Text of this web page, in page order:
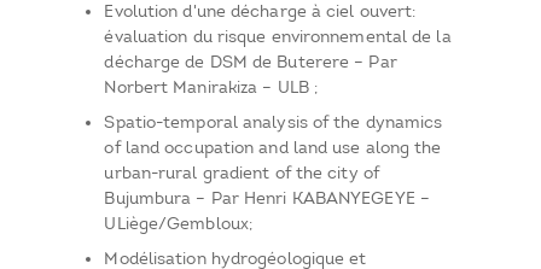
Evolution d'une décharge à ciel ouvert:
évaluation du risque environnemental de la
décharge de DSM de Buterere – Par
Norbert Manirakiza – ULB ;
Spatio-temporal analysis of the dynamics
of land occupation and land use along the
urban-rural gradient of the city of
Bujumbura – Par Henri KABANYEGEYE –
ULiège/Gembloux;
Modélisation hydrogéologique et